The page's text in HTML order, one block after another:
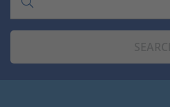
Videos